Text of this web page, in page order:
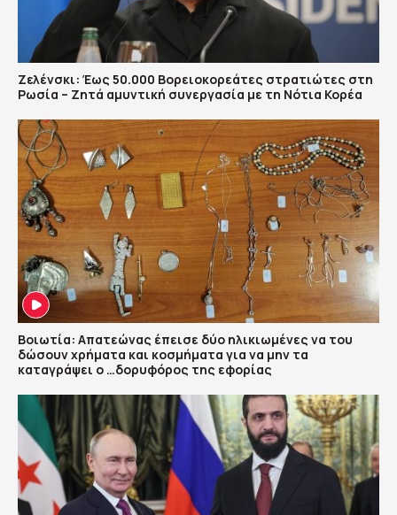
Ζελένσκι: Έως 50.000 Βορειοκορεάτες στρατιώτες στη
Ρωσία – Ζητά αμυντική συνεργασία με τη Νότια Κορέα
Βοιωτία: Απατεώνας έπεισε δύο ηλικιωμένες να του
δώσουν χρήματα και κοσμήματα για να μην τα
καταγράψει ο …δορυφόρος της εφορίας